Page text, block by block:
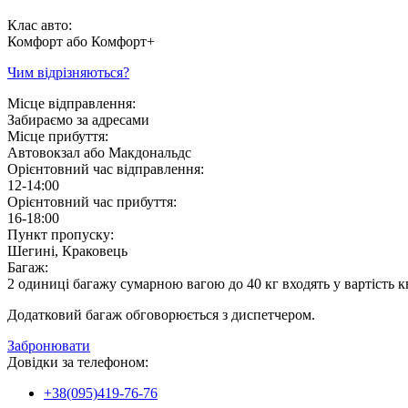
Клас авто:
Комфорт або Комфорт+
Чим відрізняються?
Місце відправлення:
Забираємо за адресами
Місце прибуття:
Автовокзал або Макдональдс
Орієнтовний час відправлення:
12-14:00
Орієнтовний час прибуття:
16-18:00
Пункт пропуску:
Шегині, Краковець
Багаж:
2 одиниці багажу сумарною вагою до 40 кг входять у вартість
Додатковий багаж обговорюється з диспетчером.
Забронювати
Довідки за телефоном:
+38(095)419-76-76